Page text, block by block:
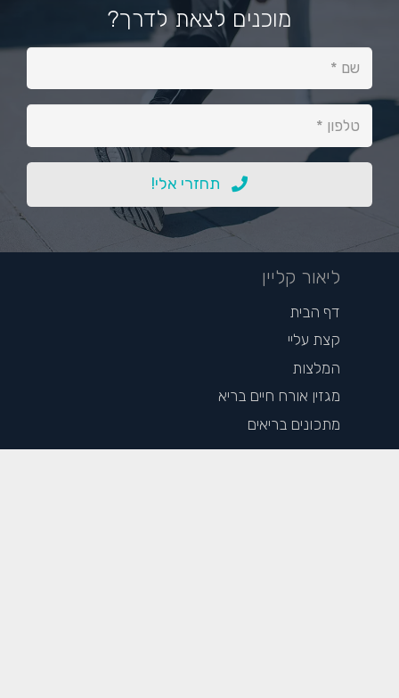
מוכנים לצאת לדרך?
תחזרי אלי!
ליאור קליין
דף הבית
קצת עליי
המלצות
מגזין אורח חיים בריא
מתכונים בריאים